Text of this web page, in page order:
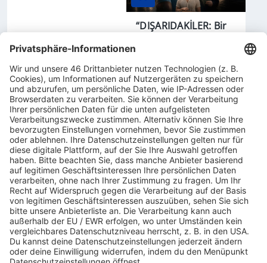
“DIŞARIDAKİLER: Bir
Ağustos’ta Vizyonda
AfD’nin “Hoş Geldin
Bebek” Yardımı
Önerisine Eşitlik
İlkesi Eleştirisi Geldi
Kamuoyu: “Tehlikeli
Kişilere Karşı Cezalar
Artsın”